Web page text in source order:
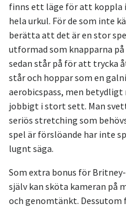
finns ett läge för att koppla
hela urkul. För de som inte
berätta att det är en stor
utformad som knapparna
sedan står på för att trycka
står och hoppar som en
aerobicspass, men betydligt
jobbigt i stort sett. Man
seriös stretching som
spel är förslöande har inte
lugnt säga.
Som extra bonus för
själv kan sköta kameran på
och genomtänkt.